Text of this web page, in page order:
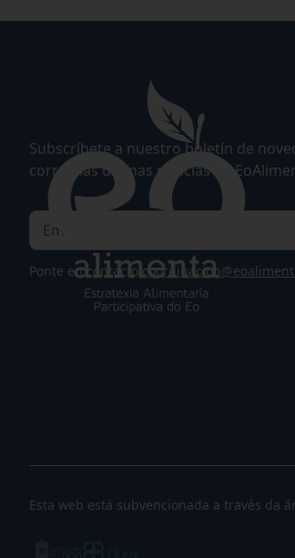
Subscríbete a nuestro boletín de
correo las últimas noticias de
Ponte en contacto
Esta web está subvencionada a través da